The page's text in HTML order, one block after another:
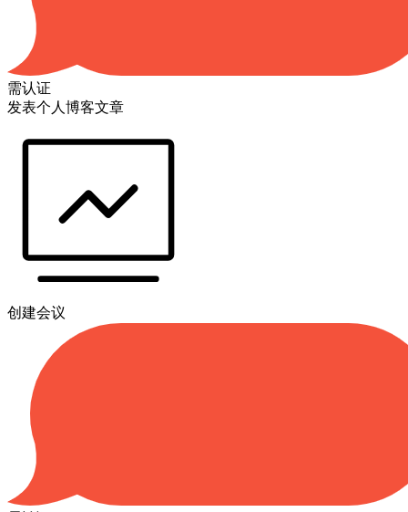
需认证
发表个人博客文章
创建会议